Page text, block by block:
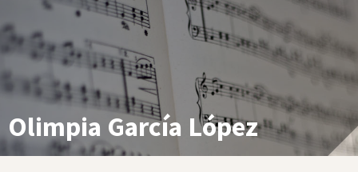
Olimpia García López